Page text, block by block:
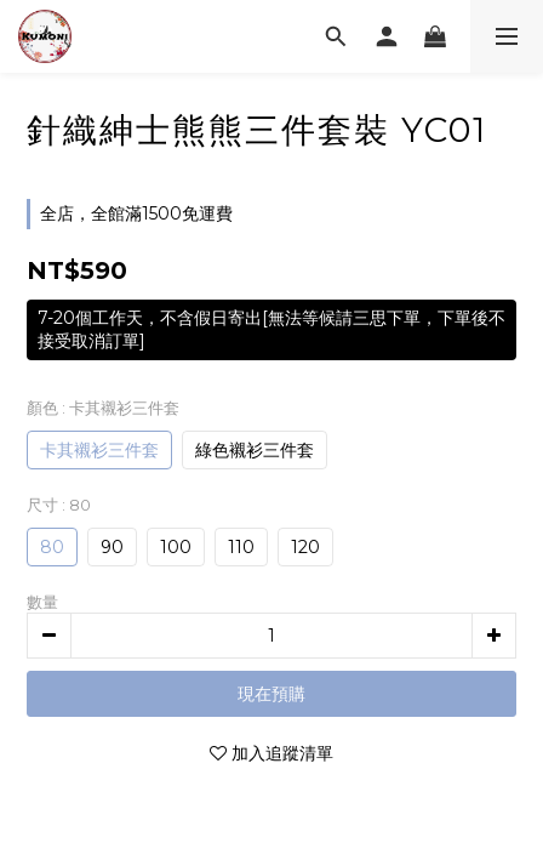
針織紳士熊熊三件套裝 YC01
全店，全館滿1500免運費
NT$590
7-20個工作天，不含假日寄出[無法等候請三思下單，下單後不
接受取消訂單]
顏色 : 卡其襯衫三件套
卡其襯衫三件套 綠色襯衫三件套
尺寸 : 80
80 90 100 110 120
數量
現在預購
加入追蹤清單